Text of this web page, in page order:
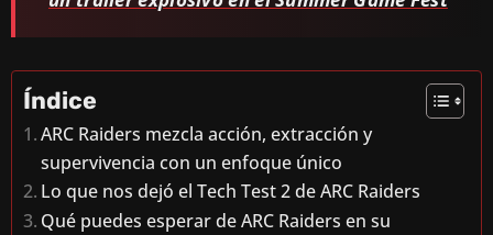
Índice
ARC Raiders mezcla acción, extracción y
supervivencia con un enfoque único
Lo que nos dejó el Tech Test 2 de ARC Raiders
Qué puedes esperar de ARC Raiders en su